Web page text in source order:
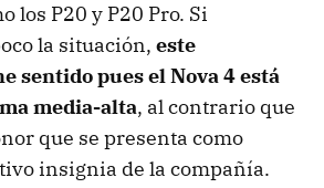
los P20 y P20 Pro. Si
la situación, este
sentido pues el Nova 4 está
media-alta, al contrario que
que se presenta como
insignia de la compañía.